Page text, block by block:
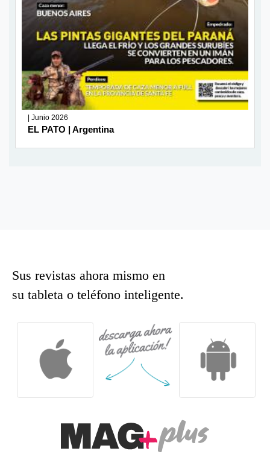
| Junio 2026
EL PATO | Argentina
Sus revistas ahora mismo en
su tableta o teléfono inteligente.